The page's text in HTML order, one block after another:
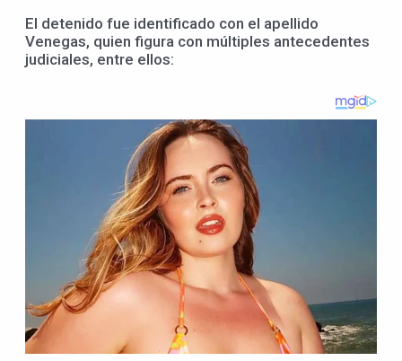
El detenido fue identificado con el apellido
Venegas, quien figura con múltiples antecedentes
judiciales, entre ellos: